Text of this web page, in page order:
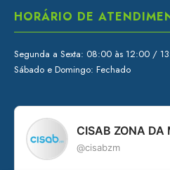
HORÁRIO DE
Segunda a Sexta: 08:00 às 12:00 /
Sábado e Domingo: Fechado
CISAB ZONA DA
@cisabzm